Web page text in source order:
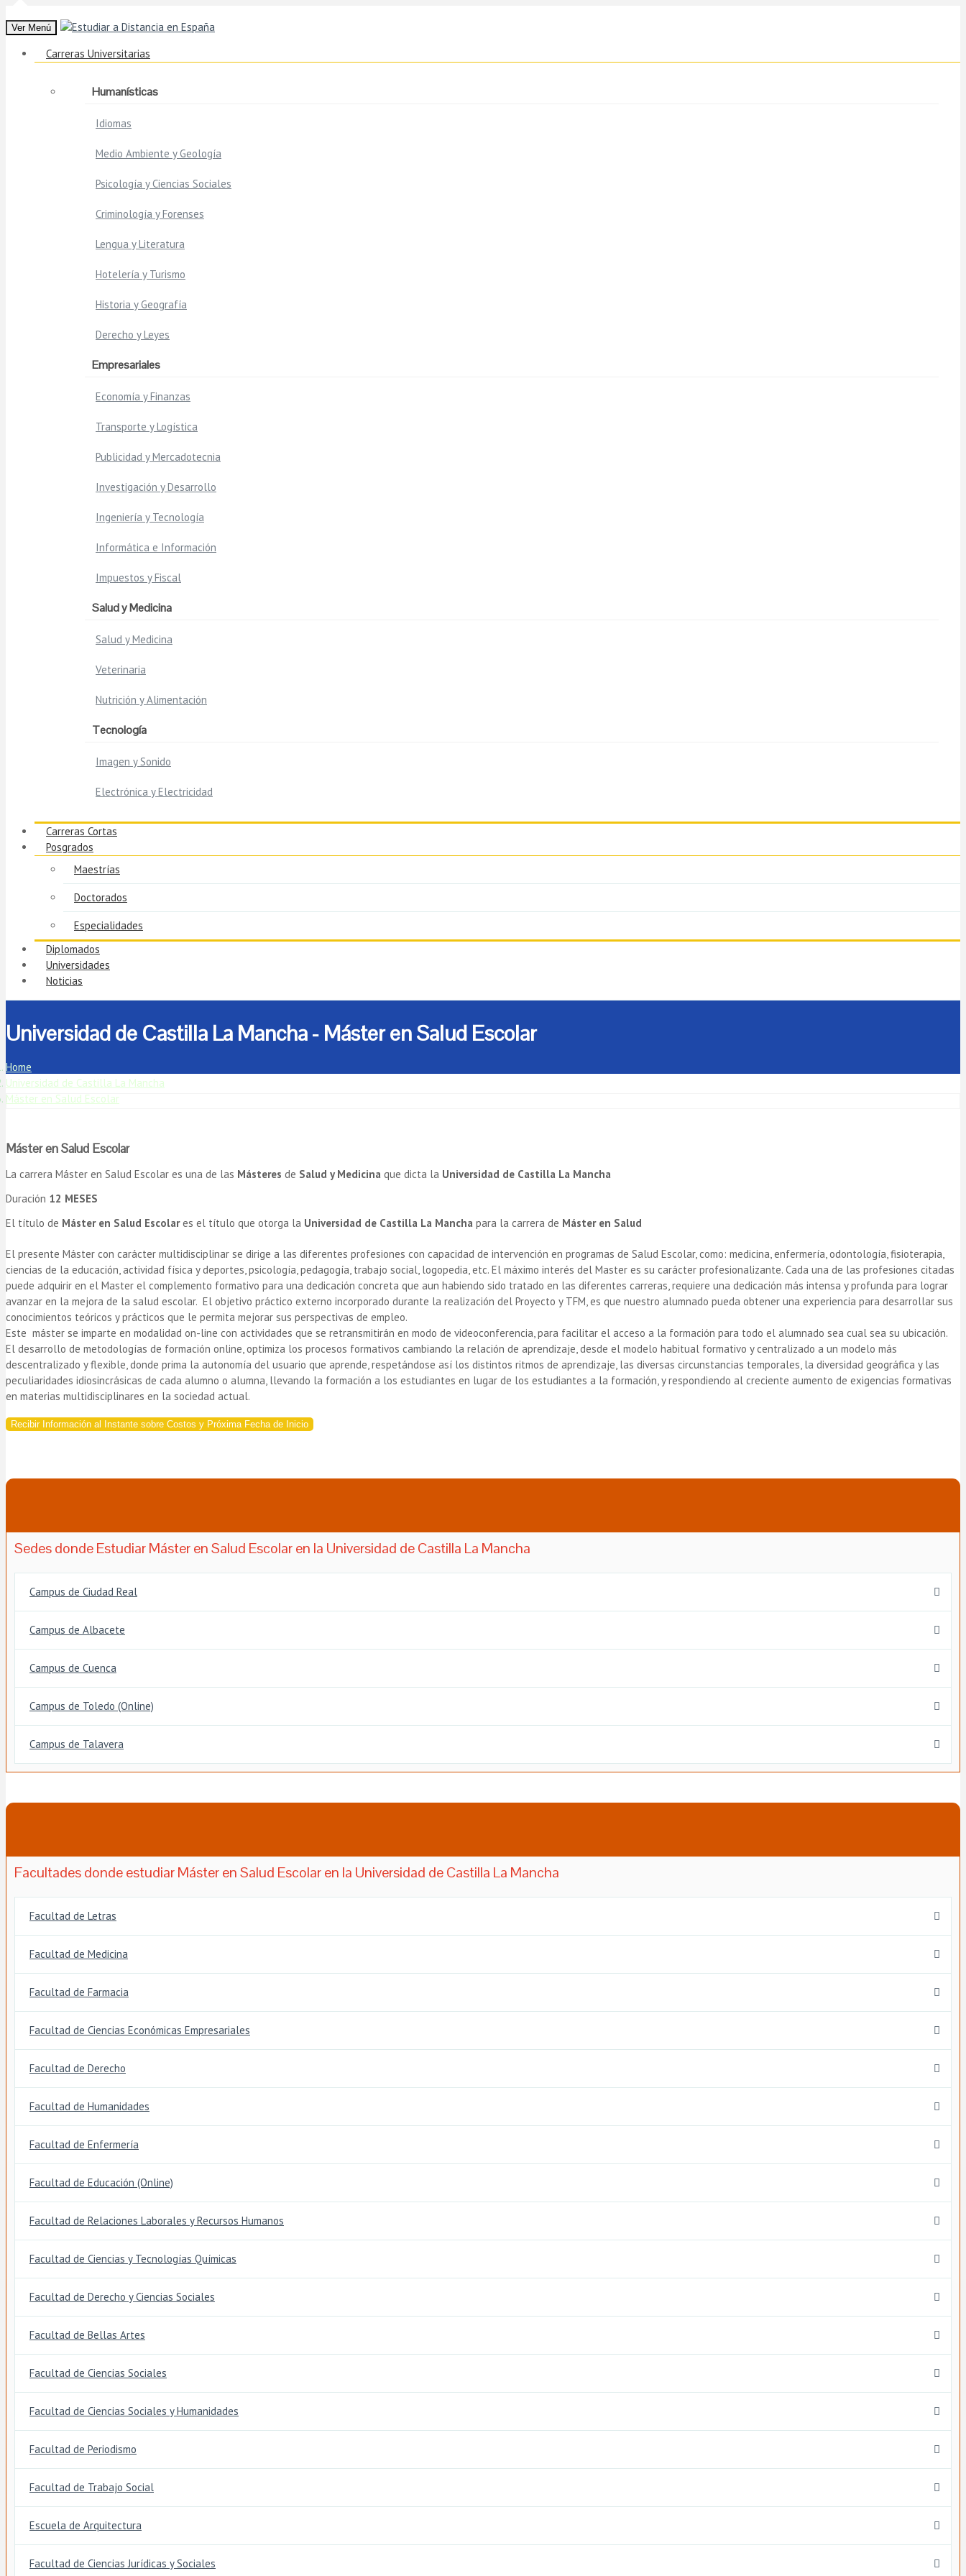
Ver Menú
Carreras Universitarias
Humanísticas
Idiomas
Medio Ambiente y Geología
Psicología y Ciencias Sociales
Criminología y Forenses
Lengua y Literatura
Hotelería y Turismo
Historia y Geografía
Derecho y Leyes
Empresariales
Economía y Finanzas
Transporte y Logística
Publicidad y Mercadotecnia
Investigación y Desarrollo
Ingeniería y Tecnología
Informática e Información
Impuestos y Fiscal
Salud y Medicina
Salud y Medicina
Veterinaria
Nutrición y Alimentación
Tecnología
Imagen y Sonido
Electrónica y Electricidad
Carreras Cortas
Posgrados
Maestrías
Doctorados
Especialidades
Diplomados
Universidades
Noticias
Universidad de Castilla La Mancha - Máster en Salud Escolar
Home
Universidad de Castilla La Mancha
Máster en Salud Escolar
Máster en Salud Escolar
La carrera Máster en Salud Escolar es una de las Másteres de Salud y Medicina que dicta la Universidad de Castilla La Mancha
Duración 12 MESES
El título de Máster en Salud Escolares el título que otorga la Universidad de Castilla La Mancha para la carrera de Máster en Salud
El presente Máster con carácter multidisciplinar se dirige a las diferentes profesiones con capacidad de intervención en programas de Salud Escolar, como: medicina, enfermería, odontología, fisioterapia,
ciencias de la educación, actividad física y deportes, psicología, pedagogía, trabajo social, logopedia, etc. El máximo interés del Master es su carácter profesionalizante. Cada una de las profesiones citadas
puede adquirir en el Master el complemento formativo para una dedicación concreta que aun habiendo sido tratado en las diferentes carreras, requiere una dedicación más intensa y profunda para lograr
avanzar en la mejora de la salud escolar. El objetivo práctico externo incorporado durante la realización del Proyecto y TFM, es que nuestro alumnado pueda obtener una experiencia para desarrollar sus
conocimientos teóricos y prácticos que le permita mejorar sus perspectivas de empleo.
Este máster se imparte en modalidad on-line con actividades que se retransmitirán en modo de videoconferencia, para facilitar el acceso a la formación para todo el alumnado sea cual sea su ubicación.
El desarrollo de metodologías de formación online, optimiza los procesos formativos cambiando la relación de aprendizaje, desde el modelo habitual formativo y centralizado a un modelo más
descentralizado y flexible, donde prima la autonomía del usuario que aprende, respetándose así los distintos ritmos de aprendizaje, las diversas circunstancias temporales, la diversidad geográfica y las
peculiaridades idiosincrásicas de cada alumno o alumna, llevando la formación a los estudiantes en lugar de los estudiantes a la formación, y respondiendo al creciente aumento de exigencias formativas
en materias multidisciplinares en la sociedad actual.
Recibir Información al Instante sobre Costos y Próxima Fecha de Inicio
Sedes donde Estudiar Máster en Salud Escolar en la Universidad de Castilla La Mancha
Campus de Ciudad Real
Campus de Albacete
Campus de Cuenca
Campus de Toledo (Online)
Campus de Talavera
Facultades donde estudiar Máster en Salud Escolar en la Universidad de Castilla La Mancha
Facultad de Letras
Facultad de Medicina
Facultad de Farmacia
Facultad de Ciencias Económicas Empresariales
Facultad de Derecho
Facultad de Humanidades
Facultad de Enfermería
Facultad de Educación (Online)
Facultad de Relaciones Laborales y Recursos Humanos
Facultad de Ciencias y Tecnologías Químicas
Facultad de Derecho y Ciencias Sociales
Facultad de Bellas Artes
Facultad de Ciencias Sociales
Facultad de Ciencias Sociales y Humanidades
Facultad de Periodismo
Facultad de Trabajo Social
Escuela de Arquitectura
Facultad de Ciencias Jurídicas y Sociales